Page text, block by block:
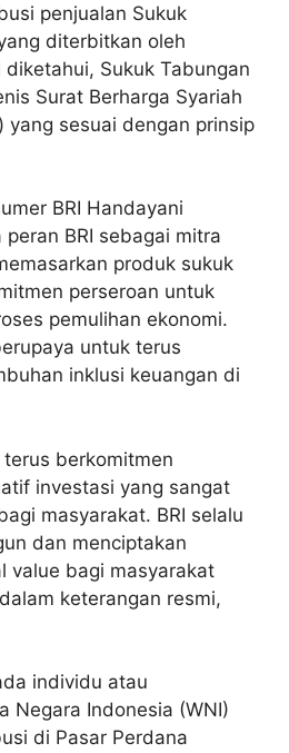
penjualan Sukuk
diterbitkan oleh
Sukuk Tabungan
Surat Berharga Syariah
yang sesuai dengan prinsip
BRI Handayani
BRI sebagai mitra
produk sukuk
perseroan untuk
pemulihan ekonomi.
untuk terus
inklusi keuangan di
terus berkomitmen
investasi yang sangat
masyarakat. BRI selalu
dan menciptakan
value bagi masyarakat
keterangan resmi,
individu atau
Negara Indonesia (WNI)
di Pasar Perdana